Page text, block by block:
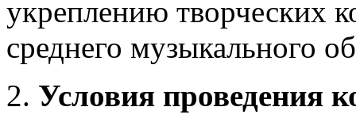
укреплению творческих
среднего музыкального
Условия проведения